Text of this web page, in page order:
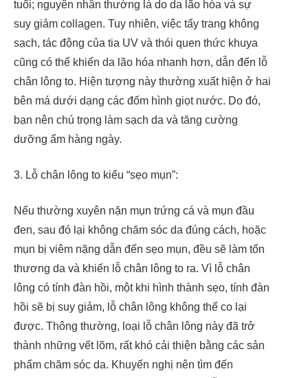
tuổi; nguyên nhân thường là do da lão hóa và sự
suy giảm collagen. Tuy nhiên, việc tẩy trang không
sạch, tác động của tia UV và thói quen thức khuya
cũng có thể khiến da lão hóa nhanh hơn, dẫn đến lỗ
chân lông to. Hiện tượng này thường xuất hiện ở hai
bên má dưới dạng các đốm hình giọt nước. Do đó,
bạn nên chú trọng làm sạch da và tăng cường
dưỡng ẩm hàng ngày.
3. Lỗ chân lông to kiểu “sẹo mụn”:
Nếu thường xuyên nặn mụn trứng cá và mụn đầu
đen, sau đó lại không chăm sóc da đúng cách, hoặc
mụn bị viêm nặng dẫn đến sẹo mụn, đều sẽ làm tổn
thương da và khiến lỗ chân lông to ra. Vì lỗ chân
lông có tính đàn hồi, một khi hình thành sẹo, tính đàn
hồi sẽ bị suy giảm, lỗ chân lông không thể co lại
được. Thông thường, loại lỗ chân lông này đã trở
thành những vết lõm, rất khó cải thiện bằng các sản
phẩm chăm sóc da. Khuyến nghị nên tìm đến